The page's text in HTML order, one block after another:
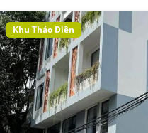
Khu Thảo Điền